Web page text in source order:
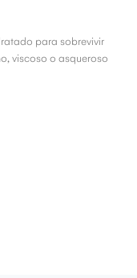
para sobrevivir
viscoso o asqueroso